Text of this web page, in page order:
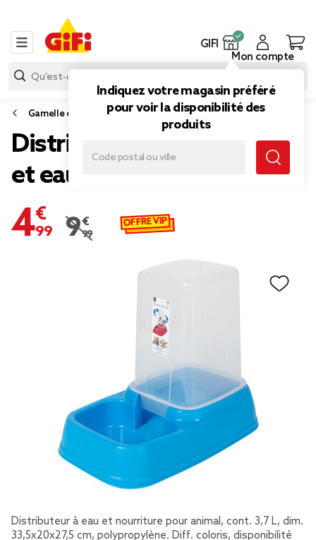
GIFI
Indiquez votre magasin préféré
pour voir la disponibilité des
produits
Mon compte
Gamelle et distributeur de croquettes pour chien
Distributeur de croquettes
et eau animal 3.7L
4,99 €
Prix remisé de 9,99 € à 4,99 €
9,99 € OFFRE VIP
Distributeur à eau et nourriture pour animal, cont. 3,7 L, dim.
33,5x20x27,5 cm, polypropylène. Diff. coloris, disponibilité